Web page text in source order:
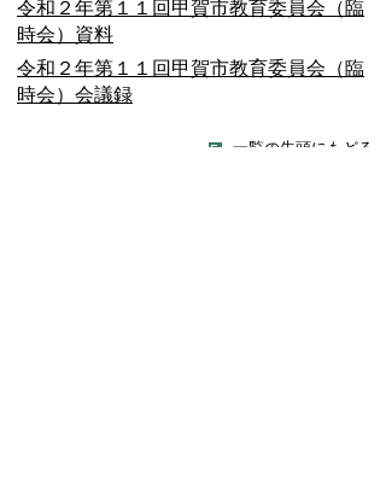
令和２年第１１回甲賀市教育委員会（臨
時会）資料
令和２年第１１回甲賀市教育委員会（臨
時会）会議録
一覧の先頭にもどる